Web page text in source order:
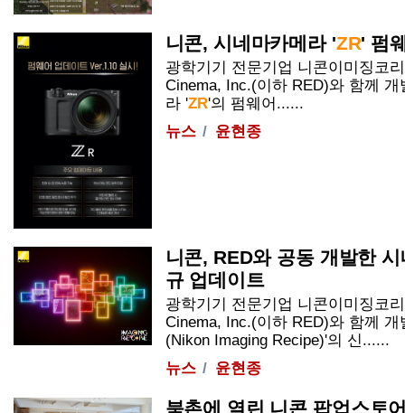
니콘, 시네마카메라 'ZR' 펌
광학기기 전문기업 니콘이미징코
Cinema, Inc.(이하 RED)와 함께
라 'ZR'의 펌웨어......
뉴스
윤현종
니콘, RED와 공동 개발한
규 업데이트
광학기기 전문기업 니콘이미징코
Cinema, Inc.(이하 RED)와 함께
(Nikon Imaging Recipe)'의 신......
뉴스
윤현종
북촌에 열린 니콘 팝업스토